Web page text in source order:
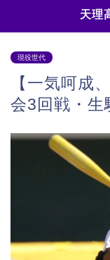
天理
現役世代
【一気呵成
会3回戦・生